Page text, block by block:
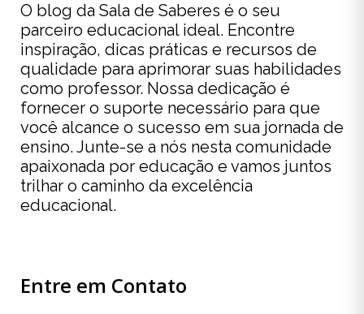
O blog da Sala de Saberes é o seu
parceiro educacional ideal. Encontre
inspiração, dicas práticas e recursos de
qualidade para aprimorar suas habilidades
como professor. Nossa dedicação é
fornecer o suporte necessário para que
você alcance o sucesso em sua jornada de
ensino. Junte-se a nós nesta comunidade
apaixonada por educação e vamos juntos
trilhar o caminho da excelência
educacional.
Entre em Contato